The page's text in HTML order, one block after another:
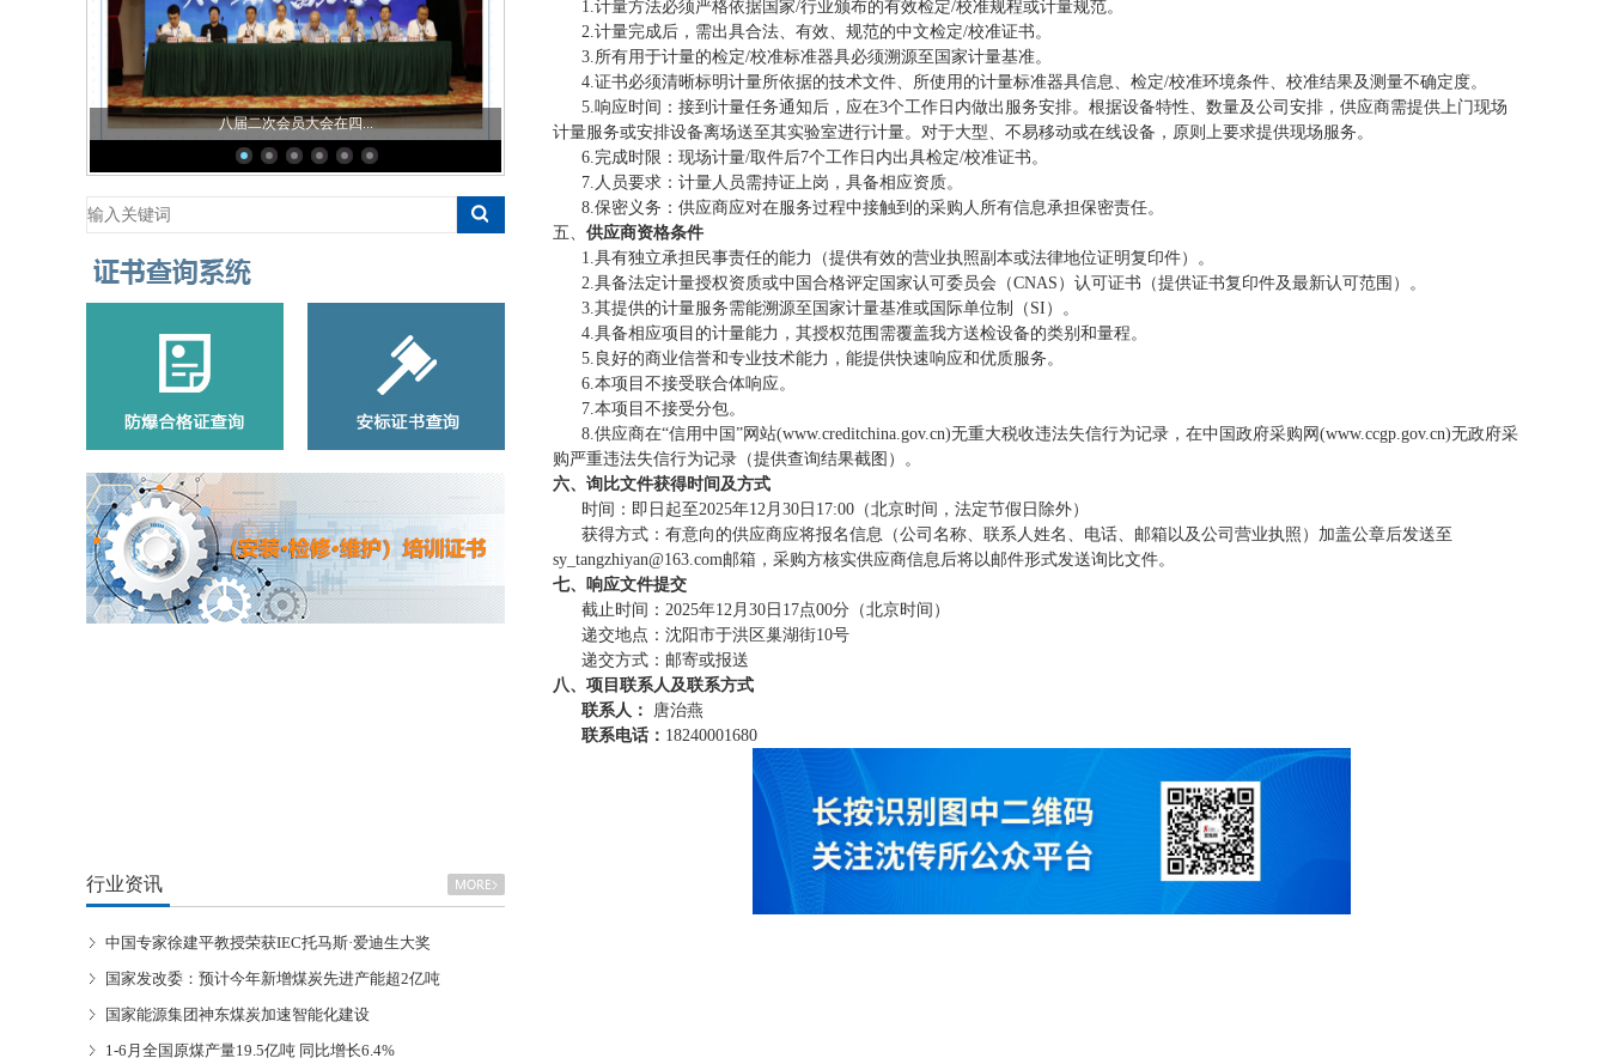
八届二次会员大会在四... 防爆电器分技术委员会... 防爆电器分会八届一次...
行业资讯
中国专家徐建平教授荣获IEC托马斯·爱迪生大奖
国家发改委：预计今年新增煤炭先进产能超2亿吨
国家能源集团神东煤炭加速智能化建设
1-6月全国原煤产量19.5亿吨 同比增长6.4%
1.计量方法必须严格依据国家/行业颁布的有效检定/校准规程或计量规范。
2.计量完成后，需出具合法、有效、规范的中文检定/校准证书。
3.所有用于计量的检定/校准标准器具必须溯源至 国家计量基准。
4.证书必须清晰标明计量所依据的技术文件、所使用的计量标准器具信息、 检定/校准环境条件、 校准结果及测量不确定度。
5.响应时间： 接到 计量任务通知后，应在3个工作日内做出服务安排。根据设备特性、数量及公司安排，供应商需提供上门现场
计量服务或安排设备离场送至其实验室进行计量。对于大型、不易移动或在线设备，原则上要求提供现场服务。
6.完成时限： 现场计量/取件后7个工作日内出具检定/校准证书。
7. 人员要求： 计量人员需持证上岗，具备相应资质。
8.保密义务： 供应商应对在服务过程中接触到的采购人所有信息承担保密责任。
五、 供应商资格条件
1.具有独立承担民事责任的能力（提供有效的营业执照副本或法律地位证明复印件）。
2.具备法定计量授权资质或中国合格评定国家认可委员会（CNAS）认可证书（提供证书复印件及最新认可范围）。
3.其提供的计量服务需能溯源至国家计量基准或国际单位制（SI）。
4.具备相应项目的计量能力，其授权范围需覆盖我方送检设备的类别和量程。
5.良好的商业信誉和专业技术能力，能提供快速响应和优质服务。
6.本项目不接受联合体响应。
7.本项目不接受分包。
8.供应商在“信用中国 ”网站(www.creditchina.gov.cn)无重大税收违法失信行为记录，在中国政府采购网(www.ccgp.gov.cn)无政府采
购严重违法失信行为记录（提供查询结果截图）。
六、询比文件获得时间及方式
时间：即日起至2025年12月 30 日 17:00（北京时间，法定节假日除外）
获得方式：有意向的供应商应将报名信息（公司名称、联系人姓名、电话、邮箱以及公司营业执照）加盖公章后发送至
sy_tangzhiyan@163.com邮箱，采购方核实供应商信息后将以邮件形式发送询比文件。
七、响应文件提交
截止时间： 2025年12月 30 日 17点00分（北京时间）
递交地点：沈阳市于洪区巢湖街10号
递交方式：邮寄或报送
八、项目联系人及联系方式
联系人：
唐治燕
联系电话： 18240001680